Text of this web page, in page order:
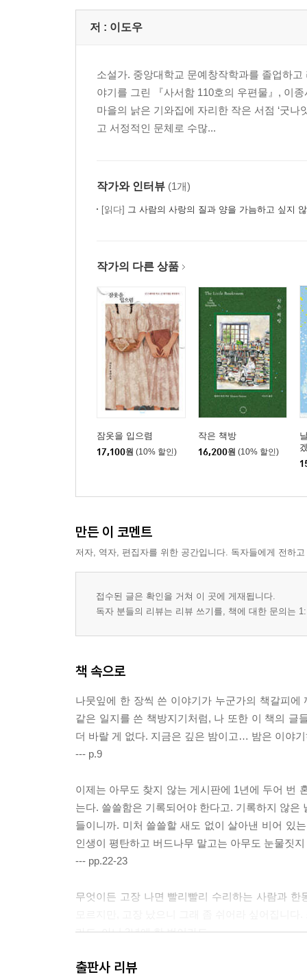
저 : 이도우
소설가. 중앙대학교 문예창작학과를 졸업하
야기를 그린 『사서함 110호의 우편물』, 이
마을의 낡은 기와집에 자리한 작은 서점 ‘굿
고 서정적인 문체로 수많...
작가와 인터뷰 (1개)
[읽다] 그 사람의 사랑의 질과 양을 가늠하고 싶지
작가의 다른 상품
잠옷을 입으렴
17,100원 (10% 할인)
작은 책방
16,200원 (10% 할인)
만든 이 코멘트
저자, 역자, 편집자를 위한 공간입니다. 독자들에게 전하
접수된 글은 확인을 거쳐 이 곳에 게재됩니다.
독자 분들의 리뷰는 리뷰 쓰기를, 책에 대한 문의는
책 속으로
나뭇잎에 한 장씩 쓴 이야기가 누군가의 책갈피
같은 일지를 쓴 책방지기처럼, 나 또한 이 책의 글
더 바랄 게 없다. 지금은 깊은 밤이고… 밤은 이야
--- p.9
이제는 아무도 찾지 않는 게시판에 1년에 두어 번
는다. 쓸쓸함은 기록되어야 한다고. 기록하지 않
들이니까. 미처 쓸쓸할 새도 없이 살아낸 비어 있
인생이 평탄하고 버드나무 말고는 아무도 눈물짓
--- pp.22-23
무엇이든 고장 나면 빨리빨리 수리하는 사람과
라도, 아니 3년에 한 번이라도.
을 끝낼 때라니 새삼 왼쪽 가슴에 손을 얹고 고마워
출판사 리뷰